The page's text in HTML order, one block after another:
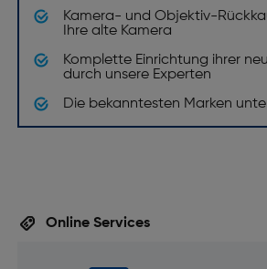
Maximale Video-Auflösung
Unterstützte Videoformate:
Speicher
Bluetooth: Ja
Kamera- und Objektiv-
Ihre alte Kamera
Komplette Einrichtung ihrer
durch unsere Experten
Die bekanntesten Marken
Online Services